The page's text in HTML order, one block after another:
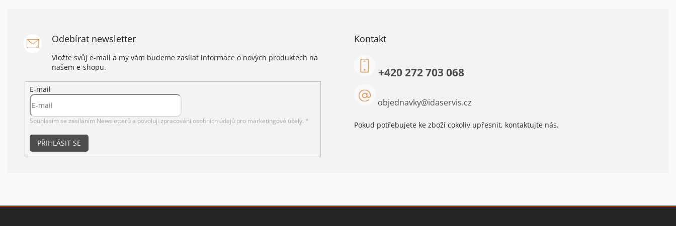
Odebírat newsletter
Vložte svůj e-mail a my vám budeme zasílat informace o nových produktech na
našem e-shopu.
E-mail
Souhlasím se zasíláním Newsletterů a povoluji zpracování osobních údajů pro marketingové účely. *
PŘIHLÁSIT SE
Kontakt
objednavky@idaservis.cz
+420 272 703 068
Pokud potřebujete ke zboží cokoliv upřesnit, kontaktujte nás.